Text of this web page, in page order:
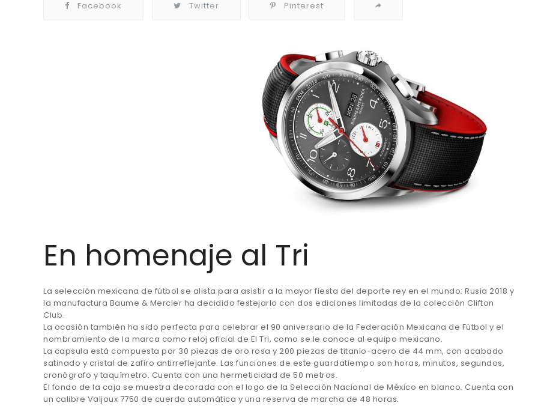
Facebook Twitter Pinterest
En homenaje al Tri
La selección mexicana de fútbol se alista para asistir a la mayor fiesta del deporte rey en el mundo: Rusia 2018 y
la manufactura Baume & Mercier ha decidido festejarlo con dos ediciones limitadas de la colección Clifton
Club.
La ocasión también ha sido perfecta para celebrar el 90 aniversario de la Federación Mexicana de Fútbol y el
nombramiento de la marca como reloj oficial de El Tri, como se le conoce al equipo mexicano.
La capsula está compuesta por 30 piezas de oro rosa y 200 piezas de titanio-acero de 44 mm, con acabado
satinado y cristal de zafiro antirreflejante. Las funciones de este guardatiempo son horas, minutos, segundos,
cronógrafo y taquímetro. Cuenta con una hermeticidad de 50 metros.
El fondo de la caja se muestra decorada con el logo de la Selección Nacional de México en blanco. Cuenta con
un calibre Valjoux 7750 de cuerda automática y una reserva de marcha de 48 horas.